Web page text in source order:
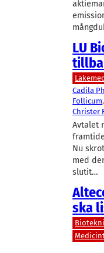
LU
Cadila
Follicum,
Christer
Avtalet
Nu
med
slutit…
ska